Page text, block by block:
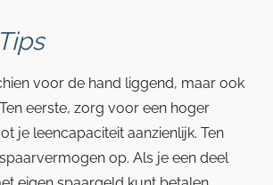
voor de hand liggend, maar ook
eerste, zorg voor een hoger
je leencapaciteit aanzienlijk. Ten
op. Als je een deel